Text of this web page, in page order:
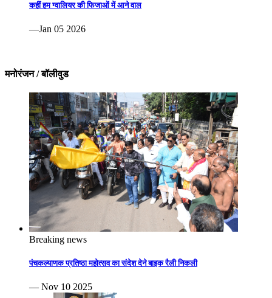
कहीं हम ग्वालियर की फिजाओं में आने वाल
—Jan 05 2026
मनोरंजन / बॉलीवुड
Breaking news
पंचकल्याणक प्रतिष्ठा महोत्सव का संदेश देने बाइक रैली निकली
— Nov 10 2025